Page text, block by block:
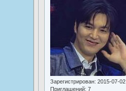
Зарегистрирован: 2015-07-02
Приглашений: 7